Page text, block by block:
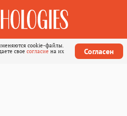
cookie-файлы.
свое согласие на их
Согласен